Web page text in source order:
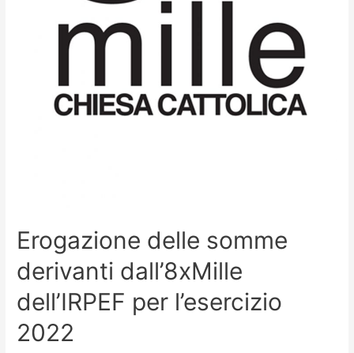
Erogazione delle somme
derivanti dall’8xMille
dell’IRPEF per l’esercizio
2022